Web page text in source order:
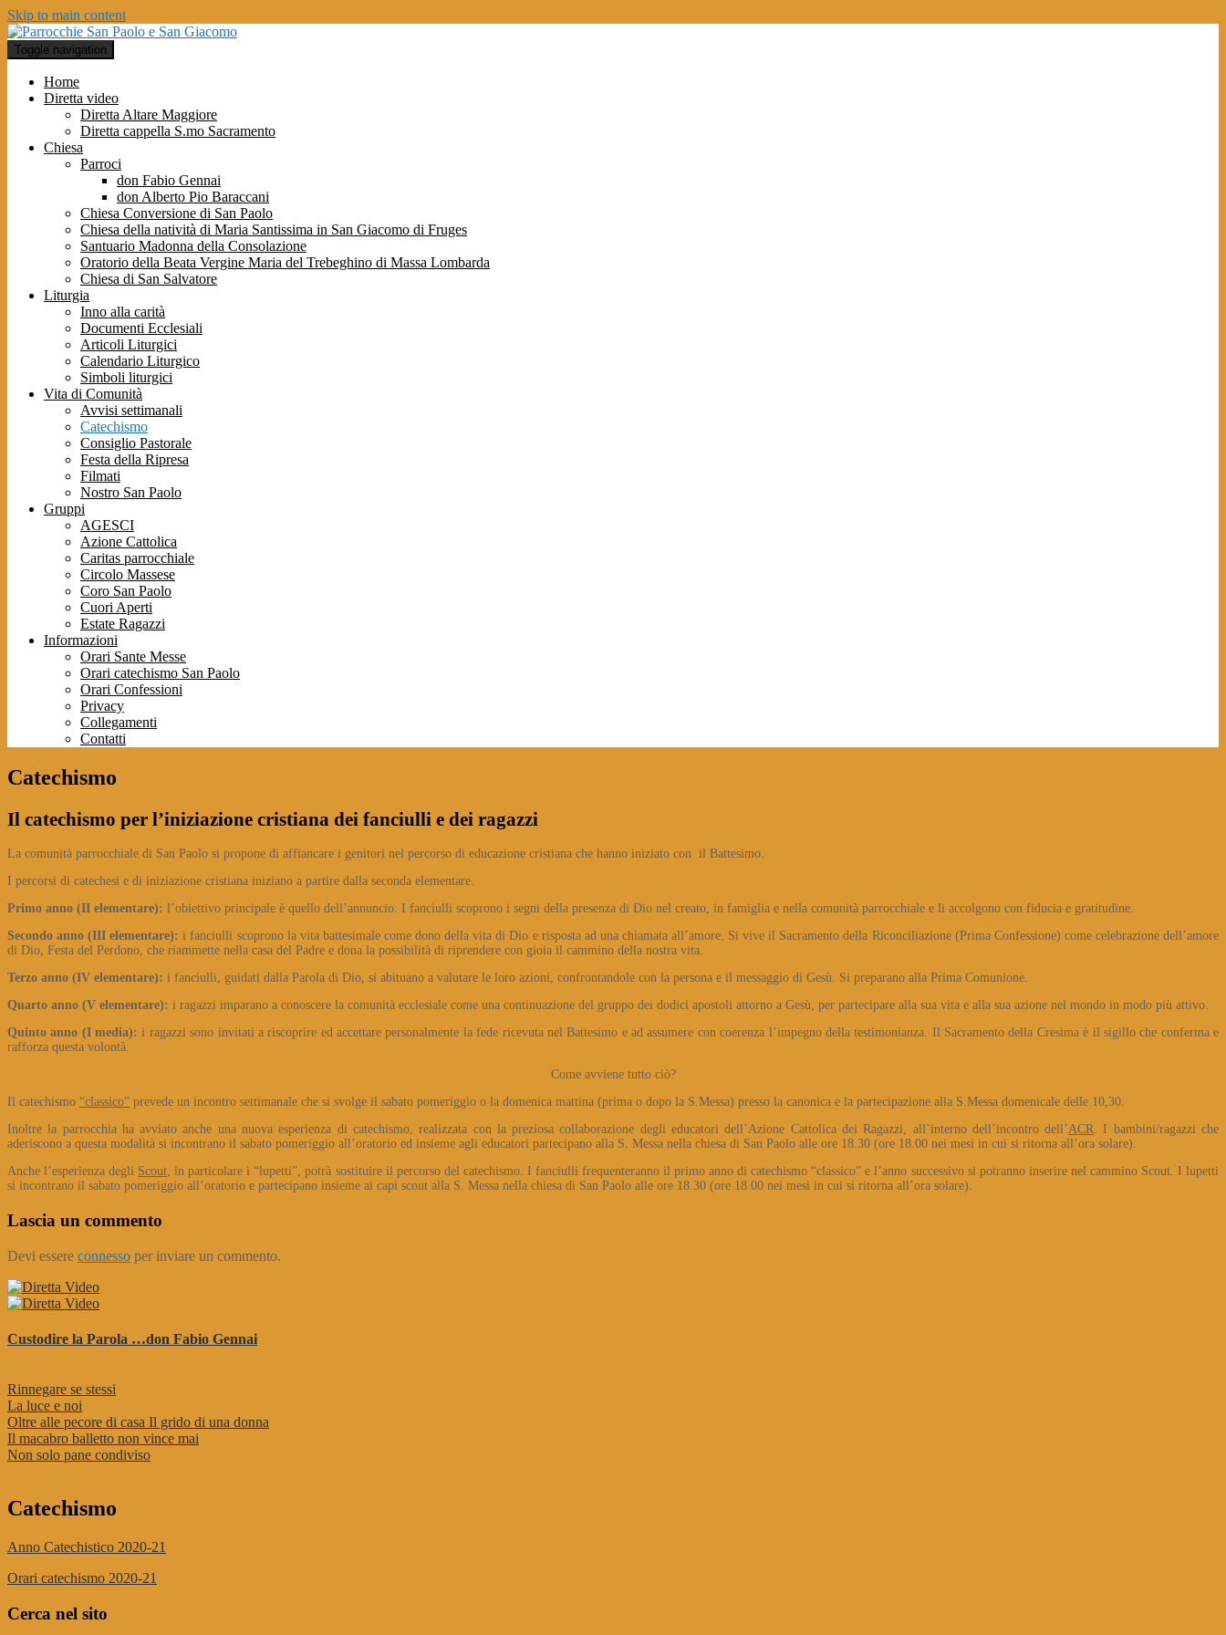
Skip to main content
Toggle navigation
Home
Diretta video
Diretta Altare Maggiore
Diretta cappella S.mo Sacramento
Chiesa
Parroci
don Fabio Gennai
don Alberto Pio Baraccani
Chiesa Conversione di San Paolo
Chiesa della natività di Maria Santissima in San Giacomo di Fruges
Santuario Madonna della Consolazione
Oratorio della Beata Vergine Maria del Trebeghino di Massa Lombarda
Chiesa di San Salvatore
Liturgia
Inno alla carità
Documenti Ecclesiali
Articoli Liturgici
Calendario Liturgico
Simboli liturgici
Vita di Comunità
Avvisi settimanali
Catechismo
Consiglio Pastorale
Festa della Ripresa
Filmati
Nostro San Paolo
Gruppi
AGESCI
Azione Cattolica
Caritas parrocchiale
Circolo Massese
Coro San Paolo
Cuori Aperti
Estate Ragazzi
Informazioni
Orari Sante Messe
Orari catechismo San Paolo
Orari Confessioni
Privacy
Collegamenti
Contatti
Catechismo
Il catechismo per l’iniziazione cristiana dei fanciulli e dei ragazzi
La comunità parrocchiale di San Paolo si propone di affiancare i genitori nel percorso di educazione cristiana che hanno iniziato con il Battesimo.
I percorsi di catechesi e di iniziazione cristiana iniziano a partire dalla seconda elementare.
Primo anno (II elementare): l’obiettivo principale è quello dell’annuncio. I fanciulli scoprono i segni della presenza di Dio nel creato, in famiglia e nella comunità parrocchiale e li accolgono con fiducia e gratitudine.
Secondo anno (III elementare): i fanciulli scoprono la vita battesimale come dono della vita di Dio e risposta ad una chiamata all’amore. Si vive il Sacramento della Riconciliazione (Prima Confessione) come celebrazione dell’amore
di Dio, Festa del Perdono, che riammette nella casa del Padre e dona la possibilità di riprendere con gioia il cammino della nostra vita.
Terzo anno (IV elementare): i fanciulli, guidati dalla Parola di Dio, si abituano a valutare le loro azioni, confrontandole con la persona e il messaggio di Gesù. Si preparano alla Prima Comunione.
Quarto anno (V elementare): i ragazzi imparano a conoscere la comunità ecclesiale come una continuazione del gruppo dei dodici apostoli attorno a Gesù, per partecipare alla sua vita e alla sua azione nel mondo in modo più attivo.
Quinto anno (I media): i ragazzi sono invitati a riscoprire ed accettare personalmente la fede ricevuta nel Battesimo e ad assumere con coerenza l’impegno della testimonianza. Il Sacramento della Cresima è il sigillo che conferma e
rafforza questa volontà.
Come avviene tutto ciò?
Il catechismo “classico” prevede un incontro settimanale che si svolge il sabato pomeriggio o la domenica mattina (prima o dopo la S.Messa) presso la canonica e la partecipazione alla S.Messa domenicale delle 10,30.
Inoltre la parrocchia ha avviato anche una nuova esperienza di catechismo, realizzata con la preziosa collaborazione degli educatori dell’Azione Cattolica dei Ragazzi, all’interno dell’incontro dell’ACR. I bambini/ragazzi che
aderiscono a questa modalità si incontrano il sabato pomeriggio all’oratorio ed insieme agli educatori partecipano alla S. Messa nella chiesa di San Paolo alle ore 18.30 (ore 18.00 nei mesi in cui si ritorna all’ora solare).
Anche l’esperienza degli Scout, in particolare i “lupetti”, potrà sostituire il percorso del catechismo. I fanciulli frequenteranno il primo anno di catechismo “classico” e l’anno successivo si potranno inserire nel cammino Scout. I lupetti
si incontrano il sabato pomeriggio all’oratorio e partecipano insieme ai capi scout alla S. Messa nella chiesa di San Paolo alle ore 18.30 (ore 18.00 nei mesi in cui si ritorna all’ora solare).
Lascia un commento
Devi essere connesso per inviare un commento.
Custodire la Parola …don Fabio Gennai
Rinnegare se stessi
La luce e noi
Oltre alle pecore di casa Il grido di una donna
Il macabro balletto non vince mai
Non solo pane condiviso
Catechismo
Anno Catechistico 2020-21
Orari catechismo 2020-21
Cerca nel sito